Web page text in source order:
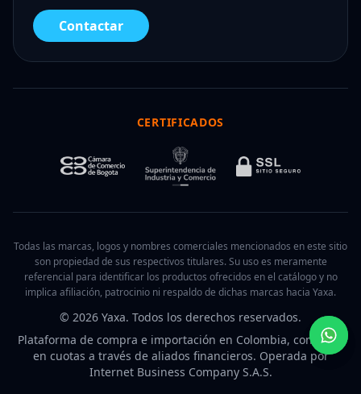
Contactar
CERTIFICADOS
Todas las marcas, logos y nombres comerciales mencionados en este sitio
son propiedad de sus respectivos titulares. Su uso es meramente
referencial para identificar los productos ofrecidos en el catálogo y no
implica afiliación, patrocinio ni respaldo de dichas marcas hacia Yaxa.
© 2026 Yaxa. Todos los derechos reservados.
Plataforma de compra e importación en Colombia, con pago
en cuotas a través de aliados financieros. Operada por
Internet Business Company S.A.S.